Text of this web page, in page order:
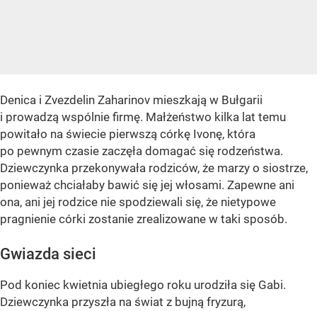
Denica i Zvezdelin Zaharinov mieszkają w Bułgarii
i prowadzą wspólnie firmę. Małżeństwo kilka lat temu
powitało na świecie pierwszą córkę Ivonę, która
po pewnym czasie zaczęła domagać się rodzeństwa.
Dziewczynka przekonywała rodziców, że marzy o siostrze,
ponieważ chciałaby bawić się jej włosami. Zapewne ani
ona, ani jej rodzice nie spodziewali się, że nietypowe
pragnienie córki zostanie zrealizowane w taki sposób.
Gwiazda sieci
Pod koniec kwietnia ubiegłego roku urodziła się Gabi.
Dziewczynka przyszła na świat z bujną fryzurą,